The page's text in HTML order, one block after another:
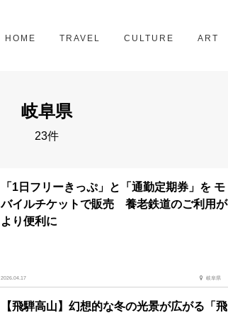
HOME TRAVEL CULTURE ART
岐阜県
23件
「1日フリーきっぷ」と「通勤定期券」を モ
バイルチケットで販売 養老鉄道のご利用が
より便利に
2026.04.17 岐阜県
【飛騨高山】幻想的な冬の光景が広がる「飛